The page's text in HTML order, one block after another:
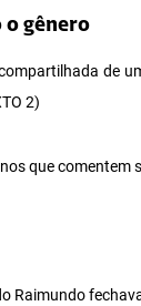
o gênero
de
2)
que comentem
Raimundo